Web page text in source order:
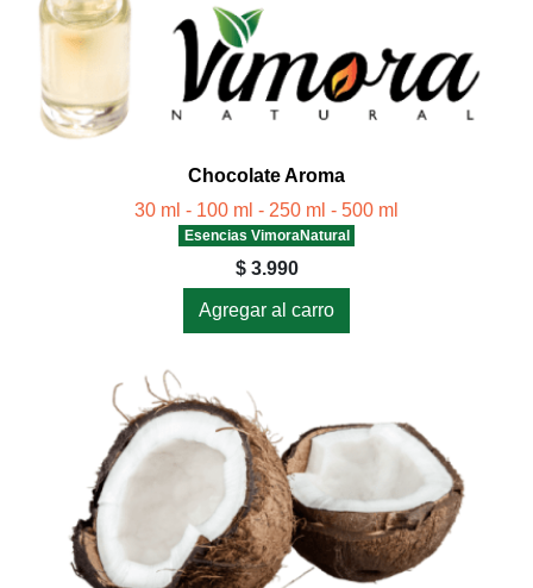
Chocolate Aroma
30 ml - 100 ml - 250 ml - 500 ml
Esencias VimoraNatural
$ 3.990
Agregar al carro